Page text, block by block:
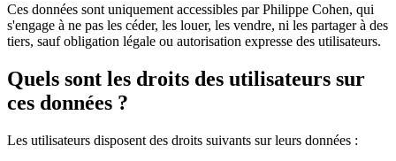
Ces données sont uniquement accessibles par Philippe Cohen, qui
s'engage à ne pas les céder, les louer, les vendre, ni les partager à des
tiers, sauf obligation légale ou autorisation expresse des utilisateurs.
Quels sont les droits des utilisateurs sur
ces données ?
Les utilisateurs disposent des droits suivants sur leurs données :